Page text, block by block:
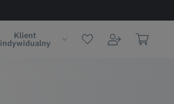
Klient
indywidualny